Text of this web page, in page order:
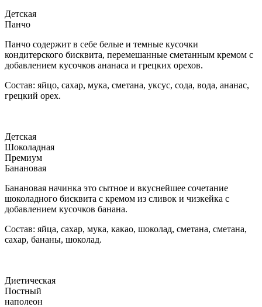
Детская
Панчо
Панчо содержит в себе белые и темные кусочки
кондитерского бисквита, перемешанные сметанным кремом с
добавлением кусочков ананаса и грецких орехов.
Состав: яйцо, сахар, мука, сметана, уксус, сода, вода, ананас,
грецкий орех.
Детская
Шоколадная
Премиум
Банановая
Банановая начинка это сытное и вкуснейшее сочетание
шоколадного бисквита с кремом из сливок и чизкейка с
добавлением кусочков банана.
Состав: яйца, сахар, мука, какао, шоколад, сметана, сметана,
сахар, бананы, шоколад.
Диетическая
Постный
наполеон